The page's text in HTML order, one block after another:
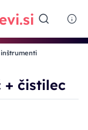
+ čistilec